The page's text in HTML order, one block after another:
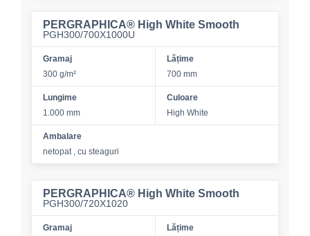
PERGRAPHICA® High White Smooth
PGH300/700X1000U
Gramaj
300 g/m²
Lățime
700 mm
Lungime
1.000 mm
Culoare
High White
Ambalare
netopat , cu steaguri
PERGRAPHICA® High White Smooth
PGH300/720X1020
Gramaj
Lățime